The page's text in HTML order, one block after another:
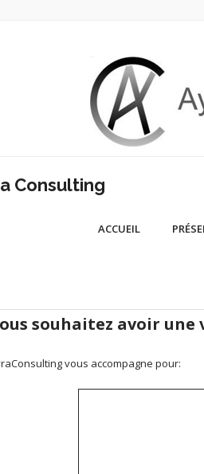
Consulting
ACCUEIL
souhaitez avoir
vous accompagne pour: